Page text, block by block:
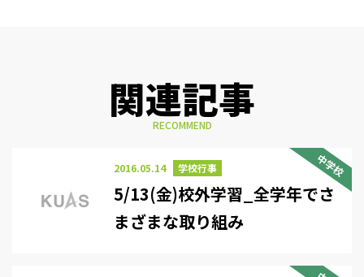
関連記事
RECOMMEND
中学校
2016.05.14 学校行事
5/13(金)校外学習_全学年でさ
まざまな取り組み